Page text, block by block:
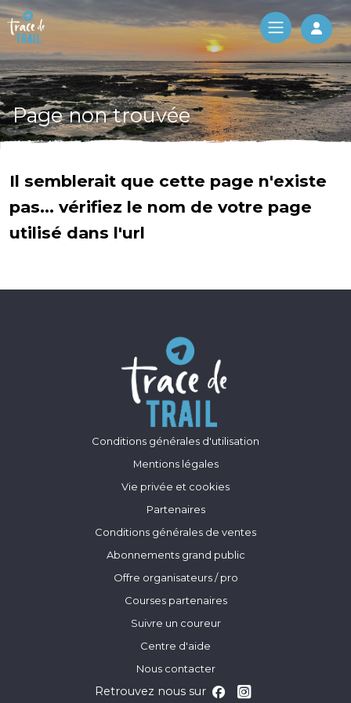
Log
Page non trouvée
Il semblerait que cette page n'existe
pas... vérifiez le nom de votre page
utilisé dans l'url
Conditions générales d'utilisation
Mentions légales
Vie privée et cookies
Partenaires
Conditions générales de ventes
Abonnements grand public
Offre organisateurs / pro
Courses partenaires
Suivre un coureur
Centre d'aide
Nous contacter
Retrouvez nous sur